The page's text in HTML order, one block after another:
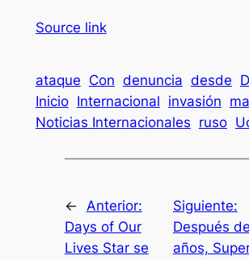
Source link
ataque Con denuncia desde
Inicio Internacional invasión
Noticias Internacionales ruso
← Anterior:
Days of Our
Lives Star se
Siguiente:
Después
años,